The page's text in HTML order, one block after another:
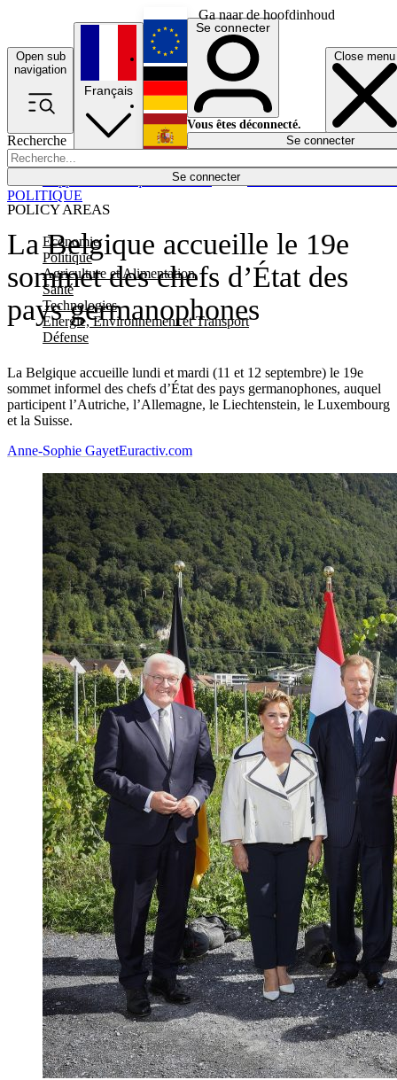
Ga naar de hoofdinhoud
Open sub
navigation
Close menu
Recherche
Se connecter
POLICY AREAS
Economie
Politique
Agriculture et Alimentation
Santé
Technologies
Energie, Environnement et Transport
Défense
Économie
Français
English
Deutsch
Español
Se connecter
Vous êtes déconnecté.
Se connecter
La Belgique accueille le 19e
sommet des chefs d’État des
pays germanophones
La Belgique accueille lundi et mardi (11 et 12 septembre) le 19e
sommet informel des chefs d’État des pays germanophones, auquel
participent l’Autriche, l’Allemagne, le Liechtenstein, le Luxembourg
et la Suisse.
POLITIQUE
Anne-Sophie GayetEuractiv.com